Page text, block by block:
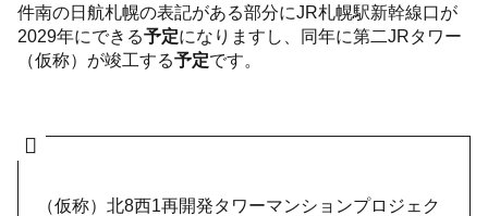
件南の日航札幌の表記がある部分にJR札幌駅新幹線口が
2029年にできる予定になりますし、同年に第二JRタワー
（仮称）が竣工する予定です。
（仮称）北8西1再開発タワーマンションプロジェク